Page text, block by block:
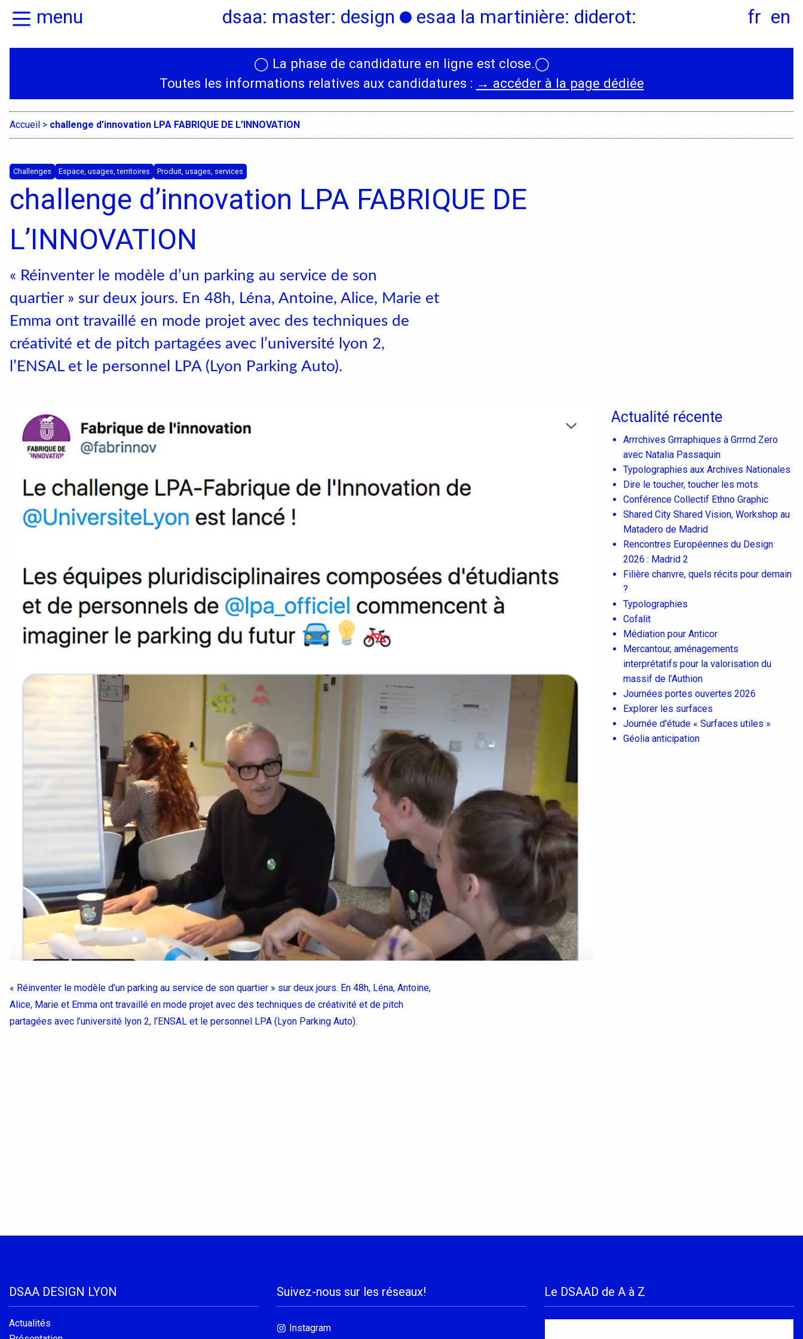
menu dsaa: master: design esaa la martinière: diderot: fr en
Présentation
médiations
Territoires
Produit, usages,
Textile, territoires,
Catalogue de cours
International Diplômes
partenariats
Instagram
LinkedIn
◯ La phase de candidature en ligne est close.◯
Toutes les informations relatives aux candidatures : → accéder à la page dédiée
Accueil > challenge d’innovation LPA FABRIQUE DE L’INNOVATION
Challenges Espace, usages, territoires Produit, usages, services
challenge d’innovation LPA FABRIQUE DE
L’INNOVATION
« Réinventer le modèle d’un parking au service de son
quartier » sur deux jours. En 48h, Léna, Antoine, Alice, Marie et
Emma ont travaillé en mode projet avec des techniques de
créativité et de pitch partagées avec l’université lyon 2,
l’ENSAL et le personnel LPA (Lyon Parking Auto).
« Réinventer le modèle d’un parking au service de son quartier » sur deux jours. En 48h, Léna, Antoine,
Alice, Marie et Emma ont travaillé en mode projet avec des techniques de créativité et de pitch
partagées avec l’université lyon 2, l’ENSAL et le personnel LPA (Lyon Parking Auto).
Actualité récente
Arrrchives Grrraphiques à Grrrnd Zero
avec Natalia Passaquin
Typolographies aux Archives Nationales
Dire le toucher, toucher les mots
Conférence Collectif Ethno Graphic
Shared City Shared Vision, Workshop au
Matadero de Madrid
Rencontres Européennes du Design
2026 : Madrid 2
Filière chanvre, quels récits pour demain
?
Typolographies
Cofalit
Médiation pour Anticor
Mercantour, aménagements
interprétatifs pour la valorisation du
massif de l’Authion
Journées portes ouvertes 2026
Explorer les surfaces
Journée d'étude « Surfaces utiles »
Géolia anticipation
DSAA DESIGN LYON
Actualités
Suivez-nous sur les réseaux!
Instagram
Le DSAAD de A à Z